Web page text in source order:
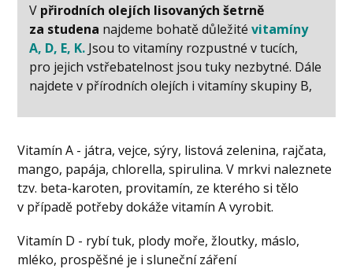
V přirodních olejích lisovaných šetrně
za studena najdeme bohatě důležitévitamíny
A, D, E, K. Jsou to vitamíny rozpustné v tucích,
pro jejich vstřebatelnost jsou tuky nezbytné. Dále
najdete v přírodních olejích i vitamíny skupiny B,
Vitamín A - játra, vejce, sýry, listová zelenina, rajčata,
mango, papája, chlorella, spirulina. V mrkvi naleznete
tzv. beta-karoten, provitamín, ze kterého si tělo
v případě potřeby dokáže vitamín A vyrobit.
Vitamín D - rybí tuk, plody moře, žloutky, máslo,
mléko, prospěšné je i sluneční záření